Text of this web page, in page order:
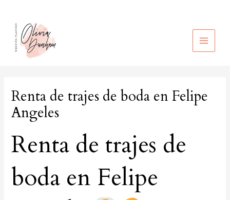
contenido
MAIN
Renta de trajes de boda en Felipe
Angeles
Renta de trajes de
boda en Felipe